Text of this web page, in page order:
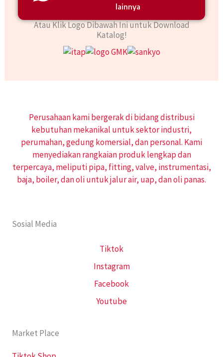
lainnya
Atau Klik Logo Dibawah Ini untuk Download
Katalog!
Perusahaan kami bergerak di bidang distribusi
kebutuhan mekanikal untuk sektor industri,
perumahan, gedung komersial, dan personal. Kami
menyediakan rangkaian produk lengkap dan
terpercaya, meliputi pipa, fitting, valve, instrumentasi,
baja, boiler, dan oli untuk jalur air, uap, dan oli panas.
Sosial Media
Tiktok
Instagram
Facebook
Youtube
Market Place